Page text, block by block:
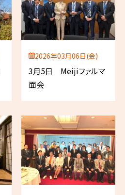
2026年03月06日(金)
3月5日 Meijiファルマ
面会